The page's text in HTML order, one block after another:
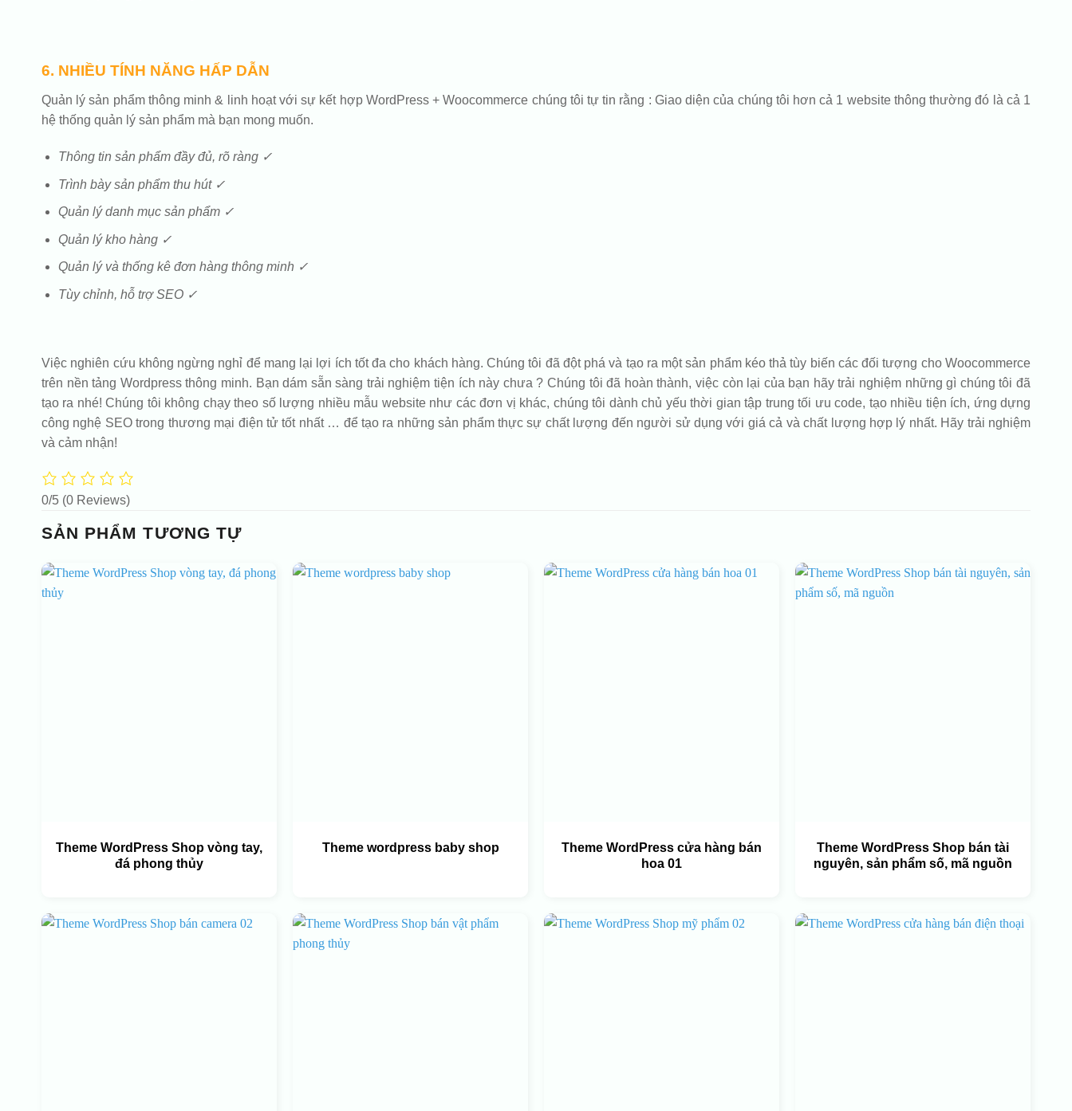
6. NHIỀU TÍNH NĂNG HẤP DẪN
Quản lý sản phẩm thông minh & linh hoạt với sự kết hợp WordPress + Woocommerce chúng tôi tự tin rằng : Giao diện của chúng tôi hơn cả 1 website thông thường đó là cả 1
hệ thống quản lý sản phẩm mà bạn mong muốn.
Thông tin sản phẩm đầy đủ, rõ ràng ✓
Trình bày sản phẩm thu hút ✓
Quản lý danh mục sản phẩm ✓
Quản lý kho hàng ✓
Quản lý và thống kê đơn hàng thông minh ✓
Tùy chỉnh, hỗ trợ SEO ✓
Việc nghiên cứu không ngừng nghỉ để mang lại lợi ích tốt đa cho khách hàng. Chúng tôi đã đột phá và tạo ra một sản phẩm kéo thả tùy biến các đối tượng cho Woocommerce
trên nền tảng Wordpress thông minh. Bạn dám sẵn sàng trải nghiệm tiện ích này chưa ? Chúng tôi đã hoàn thành, việc còn lại của bạn hãy trải nghiệm những gì chúng tôi đã
tạo ra nhé! Chúng tôi không chạy theo số lượng nhiều mẫu website như các đơn vị khác, chúng tôi dành chủ yếu thời gian tập trung tối ưu code, tạo nhiều tiện ích, ứng dựng
công nghệ SEO trong thương mại điện tử tốt nhất … để tạo ra những sản phẩm thực sự chất lượng đến người sử dụng với giá cả và chất lượng hợp lý nhất. Hãy trải nghiệm
và cảm nhận!
0/5 (0 Reviews)
SẢN PHẨM TƯƠNG TỰ
Theme WordPress Shop vòng tay,
đá phong thủy
Theme wordpress baby shop
Theme WordPress cửa hàng bán
hoa 01
Theme WordPress Shop bán tài
nguyên, sản phẩm số, mã nguồn